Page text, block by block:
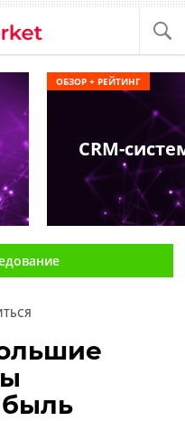
CRM-
ОБЗОР + РЕЙТИНГ